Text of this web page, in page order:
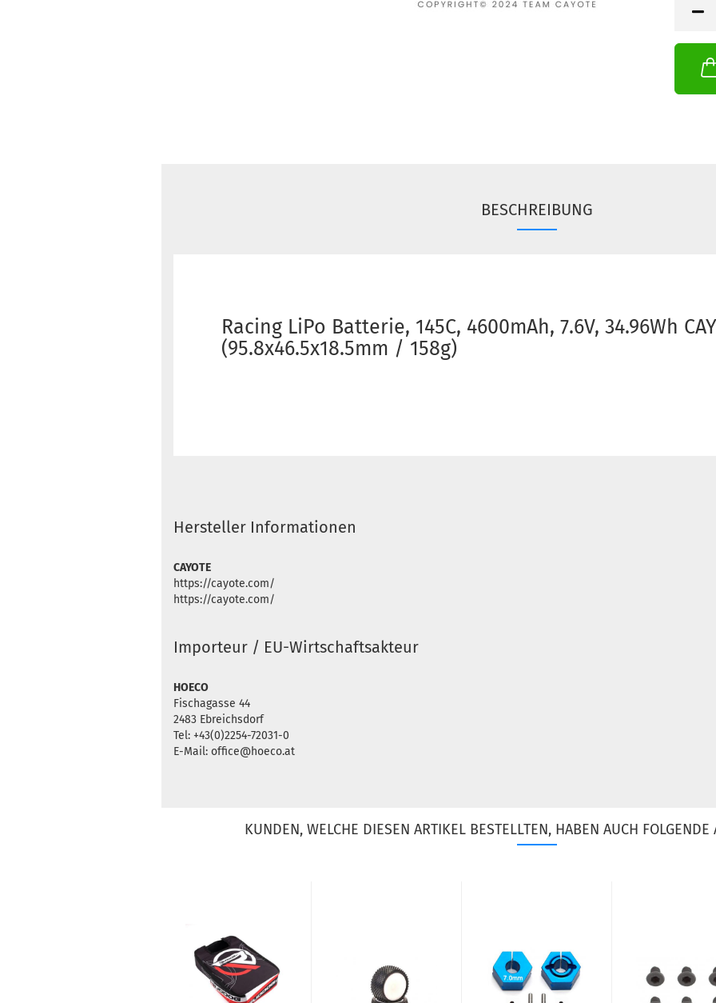
BESCHREIBUNG
Racing LiPo Batterie, 145C, 4600mAh, 7.6V, 34.96Wh
(95.8x46.5x18.5mm / 158g)
Hersteller Informationen
CAYOTE
https://cayote.com/
https://cayote.com/
Importeur / EU-Wirtschaftsakteur
HOECO
Fischagasse 44
2483 Ebreichsdorf
Tel: +43(0)2254-72031-0
E-Mail: office@hoeco.at
KUNDEN, WELCHE DIESEN ARTIKEL BESTELLTEN, HABEN AUCH FOLGENDE